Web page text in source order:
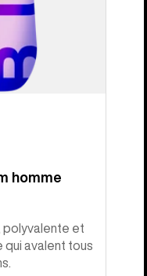
homme
polyvalente et
qui avalent tous